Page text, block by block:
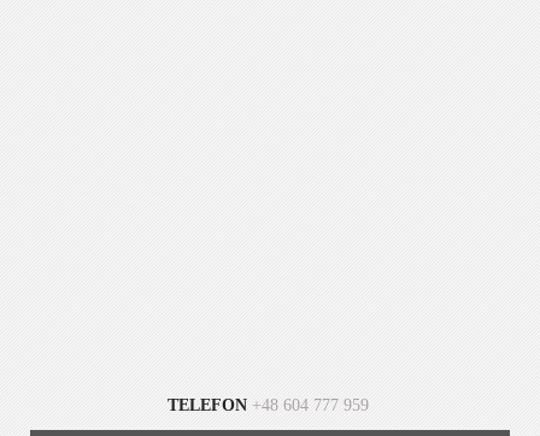
TELEFON +48 604 777 959